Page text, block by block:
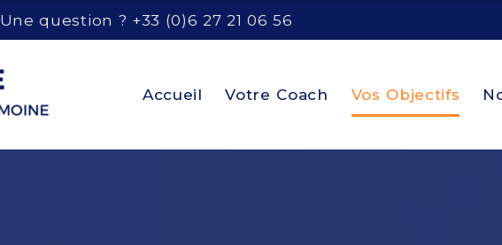
Une question ? +33 (0)6 27 21 06 56
Accueil Votre Coach Vos Objectifs